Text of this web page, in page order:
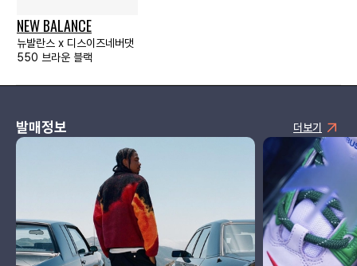
NEW BALANCE
뉴발란스 x 디스이즈네버댓
550 브라운 블랙
발매정보 더보기